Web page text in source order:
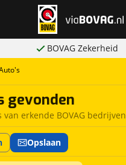
BOVAG Zekerheid
gevonden
van erkende BOVAG bedrijven
Opslaan